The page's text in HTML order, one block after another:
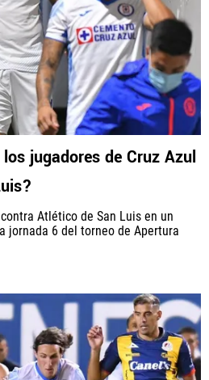
jugadores de Cruz Azul
Atlético de San Luis en un
jornada 6 del torneo de Apertura